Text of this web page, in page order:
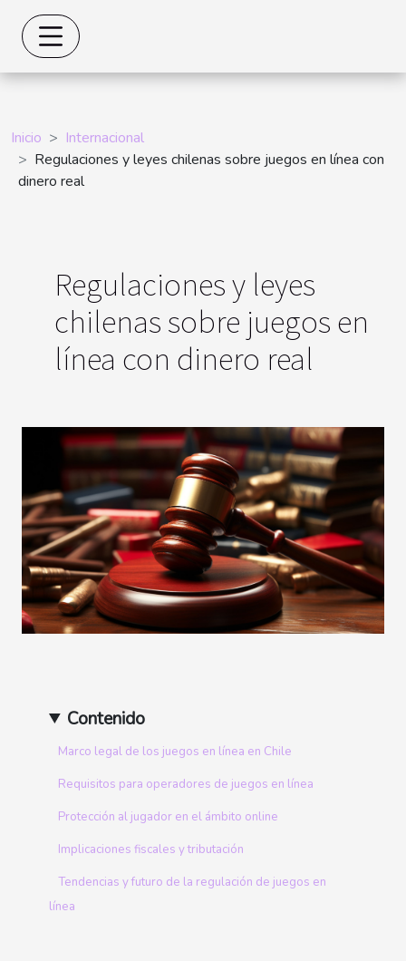
Inicio
Internacional
Regulaciones y leyes chilenas sobre juegos en línea con
dinero real
Regulaciones y leyes
chilenas sobre juegos en
línea con dinero real
Contenido
Marco legal de los juegos en línea en Chile
Requisitos para operadores de juegos en línea
Protección al jugador en el ámbito online
Implicaciones fiscales y tributación
Tendencias y futuro de la regulación de juegos en
línea